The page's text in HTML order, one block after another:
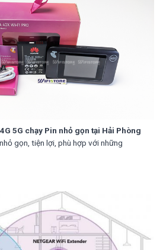
5G chạy Pin nhỏ gọn tại Hải Phòng
gọn, tiện lợi, phù hợp với những